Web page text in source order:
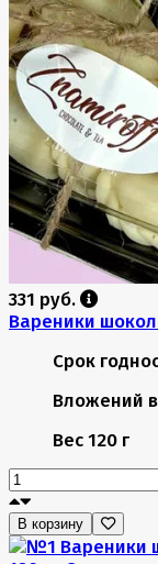
331 руб.
Вареники
Срок
Вложений
Вес 120 г
В корзину